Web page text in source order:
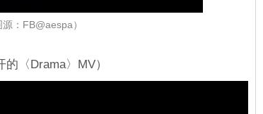
源：FB@aespa）
〈Drama〉MV）